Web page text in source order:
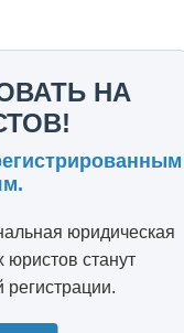
НА
юридическая
юристов станут